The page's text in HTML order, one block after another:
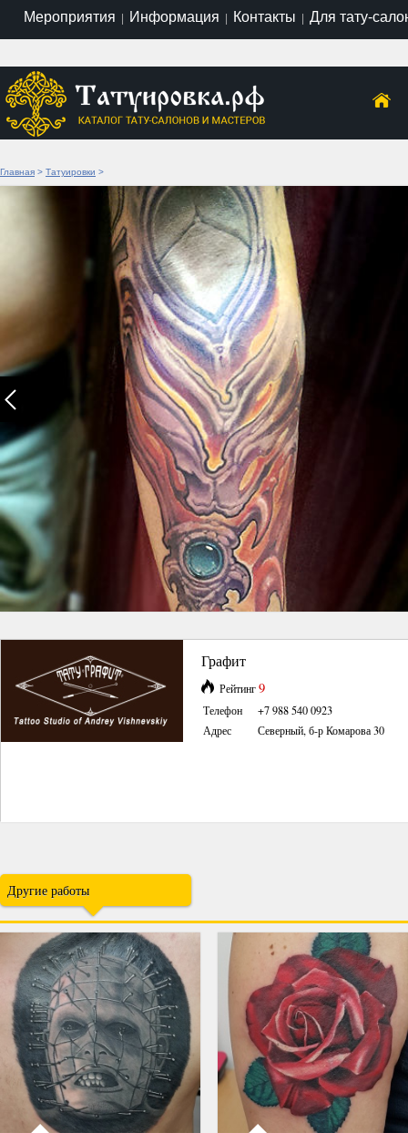
Мероприятия | Информация | Контакты | Для тату-
Главная > Татуировки >
Графит
Рейтинг9
Телефон
+7 988 540 0923
Адрес
Северный, б-р Комарова 30
Другие работы